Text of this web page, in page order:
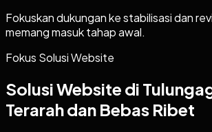
Fokuskan dukungan ke stabilisasi dan
memang masuk tahap awal.
Fokus Solusi Website
Solusi Website di
Terarah dan Bebas Ribet